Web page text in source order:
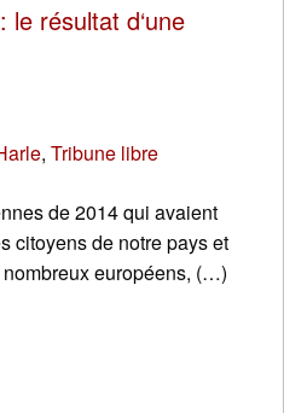
le résultat d‘une
, Tribune libre
de 2014 qui avaient
citoyens de notre pays et
européens, (…)